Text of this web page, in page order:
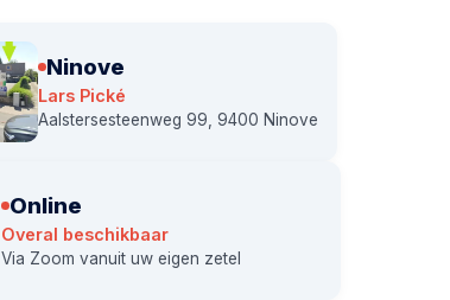
Ninove
Lars Pické
Aalstersesteenweg 99, 9400 Ninove
Online
Overal beschikbaar
Via Zoom vanuit uw eigen zetel